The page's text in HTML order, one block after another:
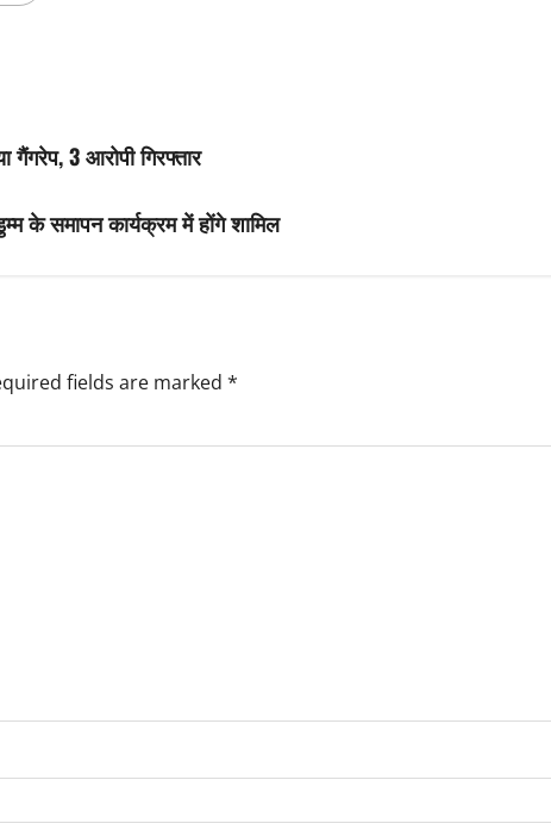
गैंगरेप, 3 आरोपी गिरफ्तार
के समापन कार्यक्रम में होंगे शामिल
fields are marked *